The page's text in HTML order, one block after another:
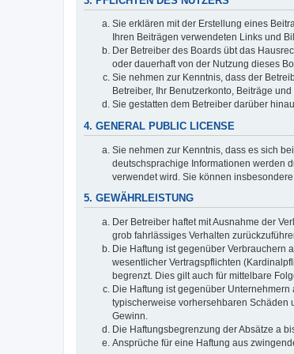
Sie erklären mit der Erstellung eines
Ihren Beiträgen verwendeten Links und
Der Betreiber des Boards übt das
oder dauerhaft von der Nutzung dieses
Sie nehmen zur Kenntnis, dass der
Betreiber, Ihr Benutzerkonto, Beiträge
Sie gestatten dem Betreiber darüber
4. GENERAL PUBLIC LICENSE
Sie nehmen zur Kenntnis, dass es sich bei
deutschsprachige Informationen werden
verwendet wird. Sie können
5. GEWÄHRLEISTUNG
Der Betreiber haftet mit Ausnahme der
grob fahrlässiges Verhalten
Die Haftung ist gegenüber Verbrauchern
wesentlicher Vertragspflichten
begrenzt. Dies gilt auch für mittelbare
Die Haftung ist gegenüber
typischerweise vorhersehbaren Schäden
Gewinn.
Die Haftungsbegrenzung der Absätze a
Ansprüche für eine Haftung aus